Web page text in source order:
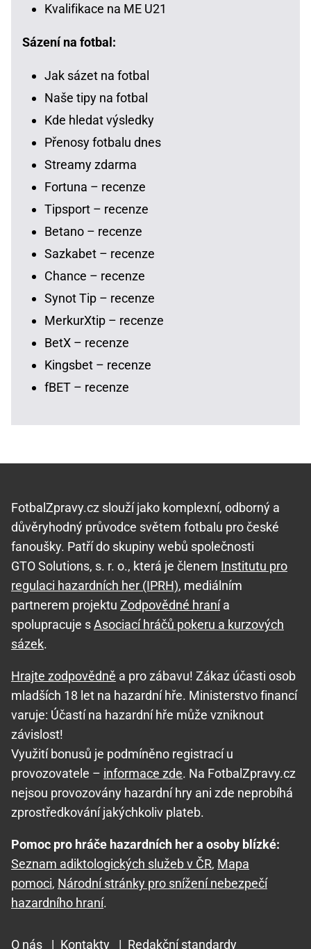
Kvalifikace na ME U21
Sázení na fotbal:
Jak sázet na fotbal
Naše tipy na fotbal
Kde hledat výsledky
Přenosy fotbalu dnes
Streamy zdarma
Fortuna – recenze
Tipsport – recenze
Betano – recenze
Sazkabet – recenze
Chance – recenze
Synot Tip – recenze
MerkurXtip – recenze
BetX – recenze
Kingsbet – recenze
fBET – recenze
FotbalZpravy.cz slouží jako komplexní, odborný a
důvěryhodný průvodce světem fotbalu pro české
fanoušky. Patří do skupiny webů společnosti
GTO Solutions, s. r. o., která je členem Institutu pro
regulaci hazardních her (IPRH), mediálním
partnerem projektu Zodpovědné hranía
spolupracuje sAsociací hráčů pokeru a kurzových
sázek.
Hrajte zodpovědně a pro zábavu! Zákaz účasti osob
mladších 18 let na hazardní hře. Ministerstvo financí
varuje: Účastí na hazardní hře může vzniknout
závislost!
Využití bonusů je podmíněno registrací u
provozovatele – informace zde. Na FotbalZpravy.cz
nejsou provozovány hazardní hry ani zde neprobíhá
zprostředkování jakýchkoliv plateb.
Pomoc pro hráče hazardních her a osoby blízké:
Seznam adiktologických služeb v ČR, Mapa
pomoci, Národní stránky pro snížení nebezpečí
hazardního hraní.
O nás | Kontakty | Redakční standardy